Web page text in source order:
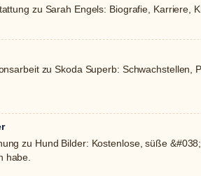
zu Sarah Engels: Biografie, Karriere,
zu Skoda Superb:
zu Hund Bilder: Kostenlose, süße
habe.